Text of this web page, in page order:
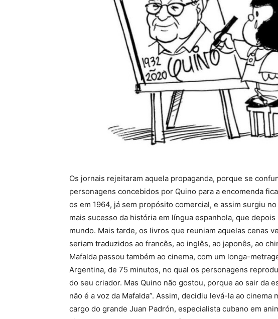
Os jornais rejeitaram aquela propaganda, porque se
personagens concebidos por Quino para a encomenda
os em 1964, já sem propósito comercial, e assim surgiu
mais sucesso da história em língua espanhola, que
mundo. Mais tarde, os livros que reuniam aquelas cenas
seriam traduzidos ao francês, ao inglês, ao japonês, ao
Mafalda passou também ao cinema, com um longa-
Argentina, de 75 minutos, no qual os personagens
do seu criador. Mas Quino não gostou, porque ao sair da
não é a voz da Mafalda”. Assim, decidiu levá-la ao
cargo do grande Juan Padrón, especialista cubano em